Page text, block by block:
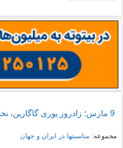
9 مارس؛ زادروز یوری گاگارین، نخستین فضانورد جهان
مجموعه: مناسبتها در ایران و جهان